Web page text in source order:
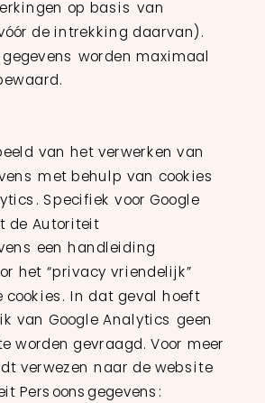
op basis van
de intrekking daarvan).
worden maximaal
van het verwerken van
met behulp van cookies
Specifiek voor Google
de Autoriteit
een handleiding
het “privacy vriendelijk”
cookies. In dat geval hoeft
van Google Analytics geen
worden gevraagd. Voor meer
verwezen naar de website
Persoonsgegevens: